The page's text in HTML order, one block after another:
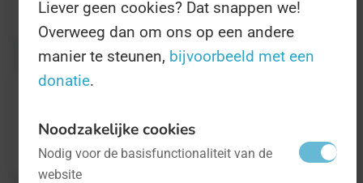
de kringloop rond te maken.
Liever geen cookies? Dat snappen we!
Overweeg dan om ons op een andere
manier te steunen, bijvoorbeeld met een
donatie.
Noodzakelijke cookies
Nodig voor de basisfunctionaliteit van de
website